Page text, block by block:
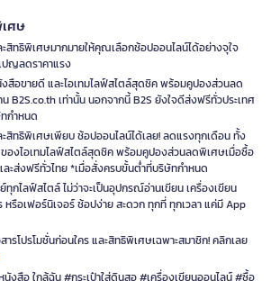
ศษ
สิทธิพิเศษมากมายให้คุณเลือกช้อปออนไลน์ได้อย่างจุใจ
ญลดราคาแรง
สือขายดี และไอเทมไลฟ์สไตล์สุดชิค พร้อมคูปองส่วนลด
B2S.co.th เท่านั้น นอกจากนี้ B2S ยังใจดีส่งฟรีทั่วประเทศ
กำหนด
ะสิทธิพิเศษเพียบ ช้อปออนไลน์ได้เลย! ลดแรงทุกเดือน ทั้ง
องไอเทมไลฟ์สไตล์สุดชิค พร้อมคูปองส่วนลดพิเศษเมื่อซื้อ
ละส่งฟรีทั่วไทย *เมื่อสั่งครบขั้นต่ำที่บริษัทกำหนด
กไลฟ์สไตล์ ไม่ว่าจะเป็นอุปกรณ์อ่านเขียน เครื่องเขียน
รือเฟอร์นิเจอร์ ช้อปง่าย สะดวก ทุกที่ ทุกเวลา แค่มี App
ารโปรโมชั่นก่อนใคร และสิทธิพิเศษเฉพาะสมาชิก! คลิกเลย
งสือ ใกล้ฉัน #กระเป๋าใส่ดินสอ #เครื่องเขียนออนไลน์ #ซื้อ